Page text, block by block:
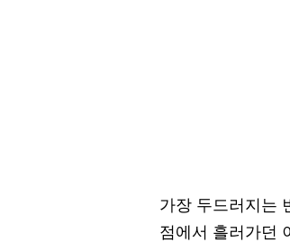
가장 두드러지는
점에서 흘러가던